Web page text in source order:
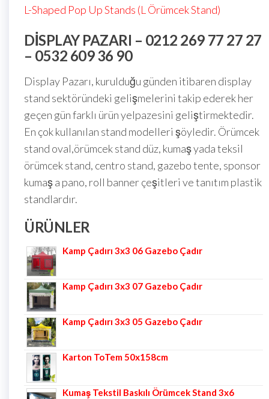
L-Shaped Pop Up Stands (L Örümcek Stand)
DISPLAY PAZARI – 0212 269 77 27 27
– 0532 609 36 90
Display Pazarı, kurulduğu günden itibaren display
stand sektöründeki gelişmelerini takip ederek her
geçen gün farklı ürün yelpazesini geliştirmektedir.
En çok kullanılan stand modelleri şöyledir. Örümcek
stand oval,örümcek stand düz, kumaş yada teksil
örümcek stand, centro stand, gazebo tente, sponsor
kumaş a pano, roll banner çeşitleri ve tanıtım plastik
standlardır.
ÜRÜNLER
Kamp Çadırı 3x3 06 Gazebo Çadır
Kamp Çadırı 3x3 07 Gazebo Çadır
Kamp Çadırı 3x3 05 Gazebo Çadır
Karton ToTem 50x158cm
Kumaş Tekstil Baskılı Örümcek Stand 3x6